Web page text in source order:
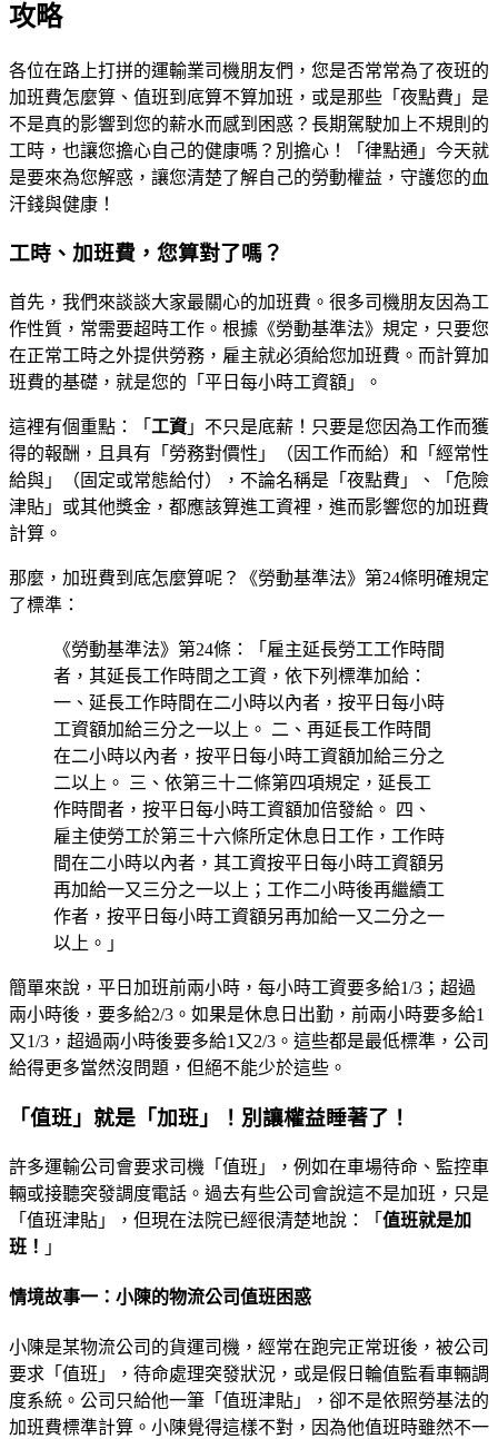
攻略
各位在路上打拼的運輸業司機朋友們，您是否常常為了夜班的
加班費怎麼算、值班到底算不算加班，或是那些「夜點費」是
不是真的影響到您的薪水而感到困惑？長期駕駛加上不規則的
工時，也讓您擔心自己的健康嗎？別擔心！「律點通」今天就
是要來為您解惑，讓您清楚了解自己的勞動權益，守護您的血
汗錢與健康！
工時、加班費，您算對了嗎？
首先，我們來談談大家最關心的加班費。很多司機朋友因為工
作性質，常需要超時工作。根據《勞動基準法》規定，只要您
在正常工時之外提供勞務，雇主就必須給您加班費。而計算加
班費的基礎，就是您的「平日每小時工資額」。
這裡有個重點：「 工資」不只是底薪！只要是您因為工作而獲
得的報酬，且具有「勞務對價性」（因工作而給）和「經常性
給與」（固定或常態給付），不論名稱是「夜點費」、「危險
津貼」或其他獎金，都應該算進工資裡，進而影響您的加班費
計算。
那麼，加班費到底怎麼算呢？《勞動基準法》第24條明確規定
了標準：
《勞動基準法》第24條：「雇主延長勞工工作時間
者，其延長工作時間之工資，依下列標準加給：
一、延長工作時間在二小時以內者，按平日每小時
工資額加給三分之一以上。 二、再延長工作時間
在二小時以內者，按平日每小時工資額加給三分之
二以上。 三、依第三十二條第四項規定，延長工
作時間者，按平日每小時工資額加倍發給。 四、
雇主使勞工於第三十六條所定休息日工作，工作時
間在二小時以內者，其工資按平日每小時工資額另
再加給一又三分之一以上；工作二小時後再繼續工
作者，按平日每小時工資額另再加給一又二分之一
以上。」
簡單來說，平日加班前兩小時，每小時工資要多給1/3；超過
兩小時後，要多給2/3。如果是休息日出勤，前兩小時要多給1
又1/3，超過兩小時後要多給1又2/3。這些都是最低標準，公司
給得更多當然沒問題，但絕不能少於這些。
「值班」就是「加班」！別讓權益睡著了！
許多運輸公司會要求司機「值班」，例如在車場待命、監控車
輛或接聽突發調度電話。過去有些公司會說這不是加班，只是
「值班津貼」，但現在法院已經很清楚地說：「 值班就是加
班！ 」
情境故事一：小陳的物流公司值班困惑
小陳是某物流公司的貨運司機，經常在跑完正常班後，被公司
要求「值班」，待命處理突發狀況，或是假日輪值監看車輛調
度系統。公司只給他一筆「值班津貼」，卻不是依照勞基法的
加班費標準計算。小陳覺得這樣不對，因為他值班時雖然不一